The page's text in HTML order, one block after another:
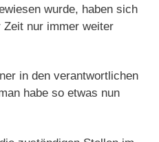
wurde, haben sich
nur immer weiter
in den verantwortlichen
habe so etwas nun